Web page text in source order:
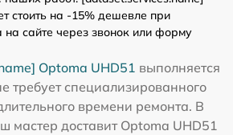
стоить на -15% дешевле при
сайте через звонок или форму
Optoma UHD51 выполняется
требует специализированного
времени ремонта. В
мастер доставит Optoma UHD51